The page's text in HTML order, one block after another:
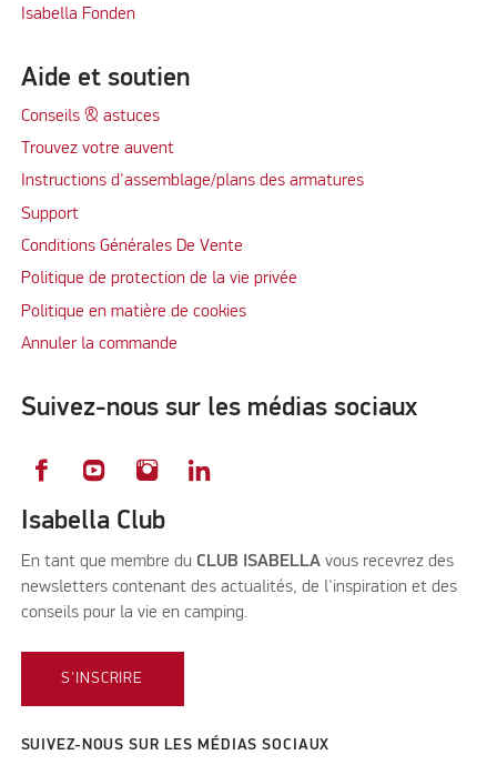
Isabella Fonden
Aide et soutien
Conseils & astuces
Trouvez votre auvent
Instructions d'assemblage/plans des armatures
Support
Conditions Générales De Vente
Politique de protection de la vie privée
Politique en matière de cookies
Annuler la commande
Suivez-nous sur les médias sociaux
Isabella Club
En tant que membre du CLUB ISABELLA vous recevrez des
newsletters contenant des actualités, de l'inspiration et des
conseils pour la vie en camping.
S'INSCRIRE
SUIVEZ-NOUS SUR LES MÉDIAS SOCIAUX